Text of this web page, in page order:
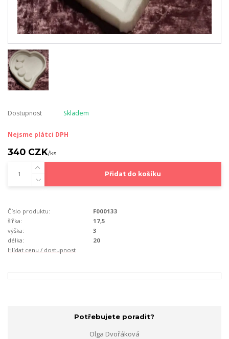
Dostupnost Skladem
Nejsme plátci DPH
340 CZK/ks
Přidat do košíku
Číslo produktu:
F000133
šířka:
17,5
výška:
3
délka:
20
Hlídat cenu / dostupnost
Potřebujete poradit?
Olga Dvořáková